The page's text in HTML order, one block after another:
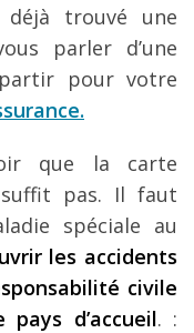
déjà trouvé une
parler d’une
pour votre
.
que la carte
suffit pas. Il faut
spéciale au
les accidents
civile
d’accueil. :